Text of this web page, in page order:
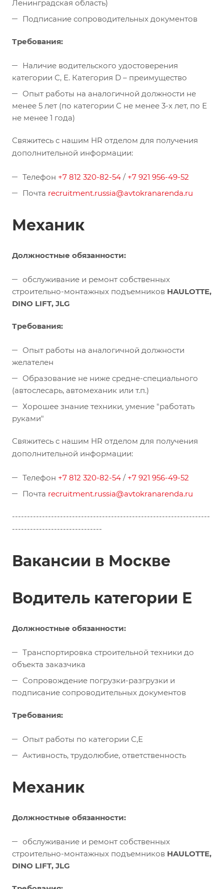
Ленинградская область)
Подписание сопроводительных документов
Требования:
Наличие водительского удостоверения
категории С, Е. Категория D – преимущество
Опыт работы на аналогичной должности не
менее 5 лет (по категории С не менее 3-х лет, по Е
не менее 1 года)
Свяжитесь с нашим HR отделом для получения
дополнительной информации:
Телефон +7 812 320-82-54 / +7 921 956-49-52
Почта recruitment.russia@avtokranarenda.ru
Механик
Должностные обязанности:
обслуживание и ремонт собственных
строительно-монтажных подъемников HAULOTTE,
DINO LIFT, JLG
Требования:
Опыт работы на аналогичной должности
желателен
Образование не ниже средне-специального
(автослесарь, автомеханик или т.п.)
Хорошее знание техники, умение "работать
руками"
Свяжитесь с нашим HR отделом для получения
дополнительной информации:
Телефон +7 812 320-82-54 / +7 921 956-49-52
Почта recruitment.russia@avtokranarenda.ru
------------------------------------------------------------------
------------------------------
Вакансии в Москве
Водитель категории Е
Должностные обязанности:
Транспортировка строительной техники до
объекта заказчика
Сопровождение погрузки-разгрузки и
подписание сопроводительных документов
Требования:
Опыт работы по категории С,Е
Активность, трудолюбие, ответственность
Механик
Должностные обязанности:
обслуживание и ремонт собственных
строительно-монтажных подъемников HAULOTTE,
DINO LIFT, JLG